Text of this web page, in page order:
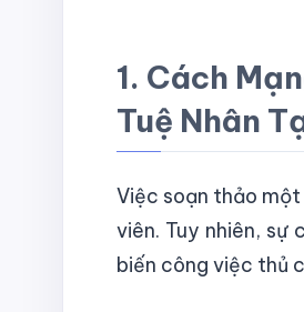
1. Cách
Tuệ Nhân
Việc soạn thảo
viên. Tuy nhiên,
biến công việc thủ